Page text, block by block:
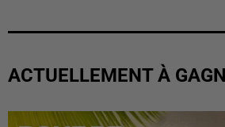
ACTUELLEMENT À